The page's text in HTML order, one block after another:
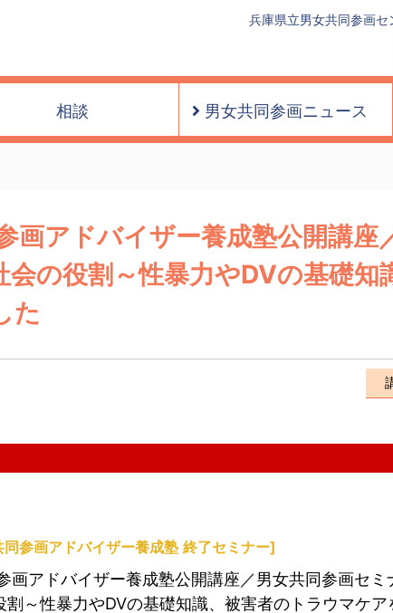
兵庫県立男女共同参画
相談 男女共同参画ニュース
画アドバイザー養成塾公開講座
の役割～性暴力やDVの基礎知
た
同参画アドバイザー養成塾 終了セミナー]
画アドバイザー養成塾公開講座／男女共同参画セミ
～性暴力やDVの基礎知識、被害者のトラウマケア